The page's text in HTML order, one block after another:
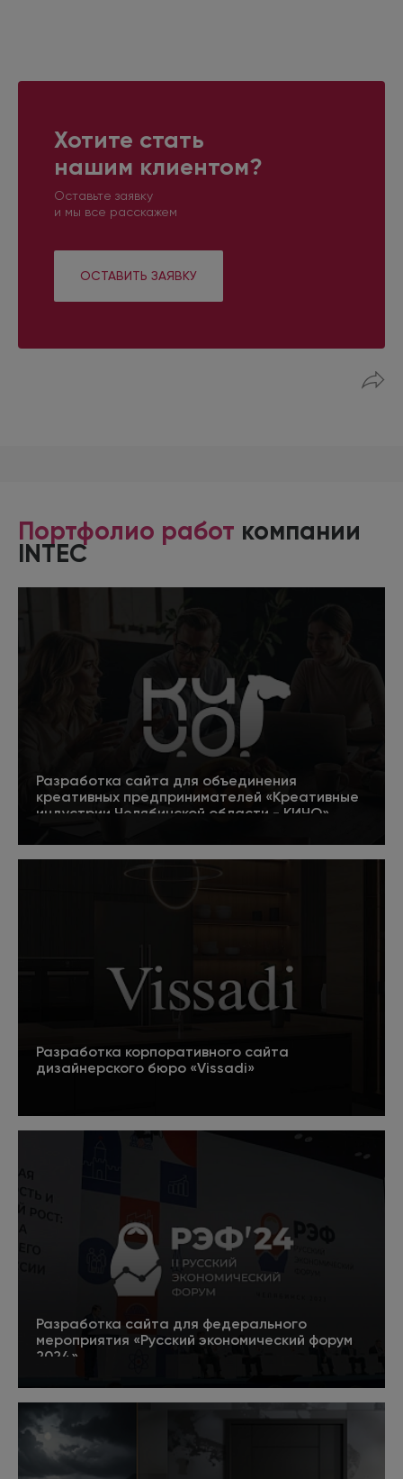
Хотите стать
нашим клиентом?
Оставьте заявку
и мы все расскажем
ОСТАВИТЬ ЗАЯВКУ
Портфолио работ компании
INTEC
Разработка сайта для объединения
креативных предпринимателей «Креативные
индустрии Челябинской области - КИЧО»
Подробнее 5
Разработка корпоративного сайта
дизайнерского бюро «Vissadi»
Подробнее
Разработка сайта для федерального
мероприятия «Русский экономический форум
2024»
Подробнее 5